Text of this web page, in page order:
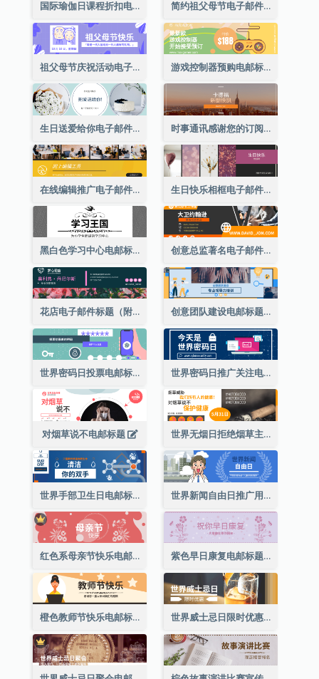
国际瑜伽日课程折扣电子邮件标题 简约祖父母节电子邮件标题
祖父母节庆祝活动电子邮件标题 游戏控制器预购电邮标题
生日送爱给你电子邮件标题 时事通讯感谢您的订阅电子邮件标题
在线编辑推广电子邮件标题 生日快乐相框电子邮件标题
黑白色学习中心电邮标题 创意总监著名电子邮件标题
花店电子邮件标题（附资料） 创意团队建设电邮标题
世界密码日投票电邮标题 世界密码日推广关注电邮标题
对烟草说不电邮标题 世界无烟日拒绝烟草主题短信标题
世界手部卫生日电邮标题 世界新闻自由日推广用电邮标题
红色系母亲节快乐电邮标题 紫色早日康复电邮标题
橙色教师节快乐电邮标题(附插图) 世界威士忌日限时优惠电邮标题